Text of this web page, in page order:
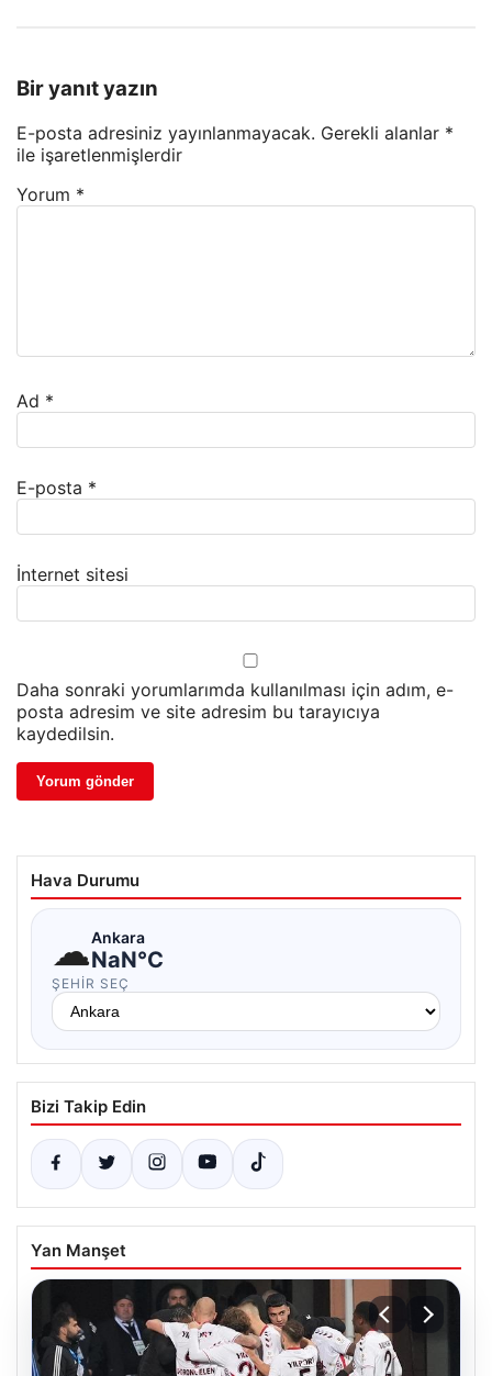
Bir yanıt yazın
E-posta adresiniz yayınlanmayacak. Gerekli alanlar *
ile işaretlenmişlerdir
Yorum *
Ad *
E-posta *
İnternet sitesi
Daha sonraki yorumlarımda kullanılması için adım, e-
posta adresim ve site adresim bu tarayıcıya
kaydedilsin.
Hava Durumu
☁Ankara
NaN°C
ŞEHIR SEÇ
Bizi Takip Edin
Yan Manşet